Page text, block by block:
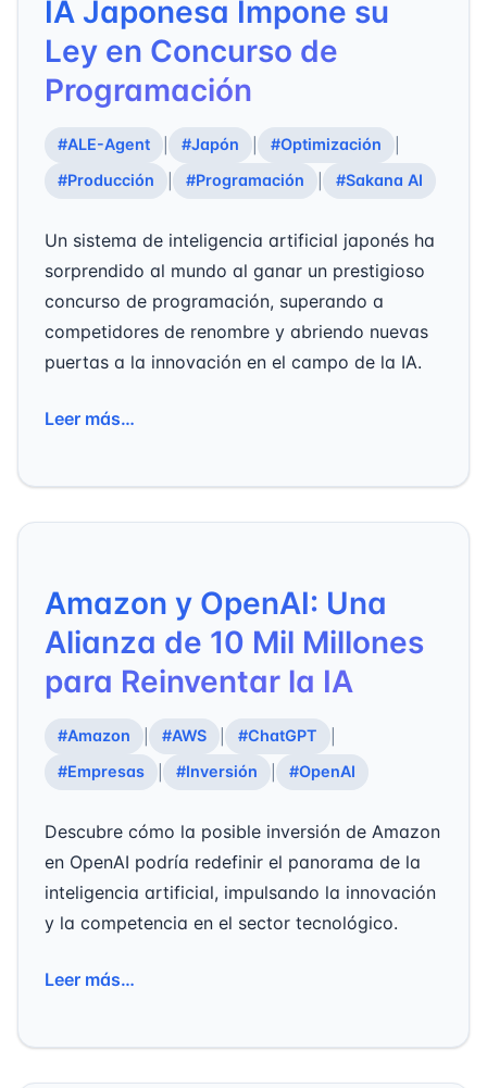
IA Japonesa Impone su
Ley en Concurso de
Programación
#ALE-Agent #Japón #Optimización
#Producción
#Programación #Sakana AI
Un sistema de inteligencia artificial japonés ha
sorprendido al mundo al ganar un prestigioso
concurso de programación, superando a
competidores de renombre y abriendo nuevas
puertas a la innovación en el campo de la IA.
Leer más…
Amazon y OpenAI: Una
Alianza de 10 Mil Millones
para Reinventar la IA
#Amazon #AWS #ChatGPT
#Empresas
#Inversión #OpenAI
Descubre cómo la posible inversión de Amazon
en OpenAI podría redefinir el panorama de la
inteligencia artificial, impulsando la innovación
y la competencia en el sector tecnológico.
Leer más…